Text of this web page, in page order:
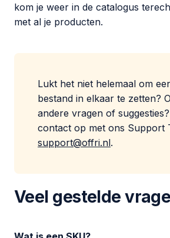
kom je weer in de catalogus
met al je producten.
Lukt het niet helemaal om
bestand in elkaar te zetten?
andere vragen of
contact op met ons Support
support@offri.nl.
Veel gestelde